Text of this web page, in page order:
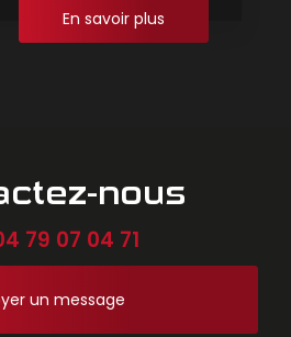
En savoir plus
nous
79 07 04 71
un message